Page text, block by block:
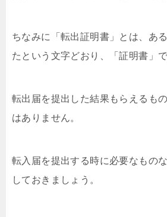
ちなみに「転出証明書」とは、あ
たという文字どおり、「証明書」で
転出届を提出した結果もらえるも
はありません。
転入届を提出する時に必要なもの
しておきましょう。